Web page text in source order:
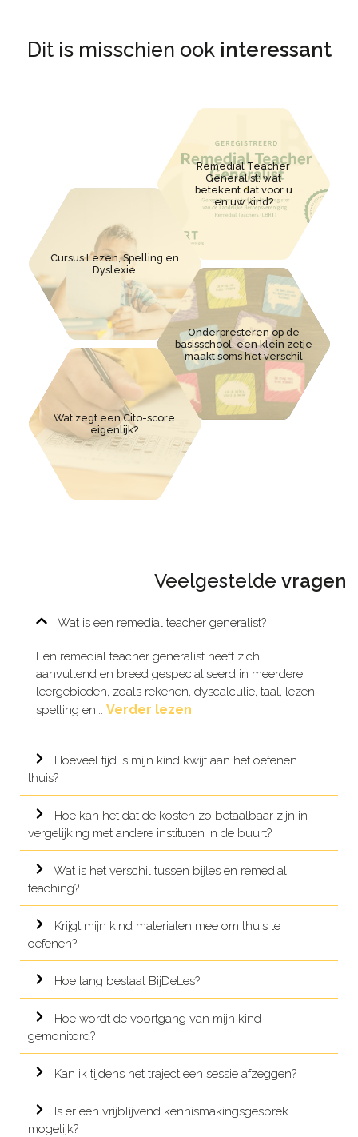
Dit is misschien ook interessant
Remedial Teacher
Generalist: wat
betekent dat voor u
en uw kind?
Cursus Lezen, Spelling en
Dyslexie
Onderpresteren op de
basisschool, een klein zetje
maakt soms het verschil
Wat zegt een Cito-score
eigenlijk?
Veelgestelde vragen
Wat is een remedial teacher generalist?
Een remedial teacher generalist heeft zich
aanvullend en breed gespecialiseerd in meerdere
leergebieden, zoals rekenen, dyscalculie, taal, lezen,
spelling en... Verder lezen
Hoeveel tijd is mijn kind kwijt aan het oefenen
thuis?
Hoe kan het dat de kosten zo betaalbaar zijn in
vergelijking met andere instituten in de buurt?
Wat is het verschil tussen bijles en remedial
teaching?
Krijgt mijn kind materialen mee om thuis te
oefenen?
Hoe lang bestaat BijDeLes?
Hoe wordt de voortgang van mijn kind
gemonitord?
Kan ik tijdens het traject een sessie afzeggen?
Is er een vrijblijvend kennismakingsgesprek
mogelijk?